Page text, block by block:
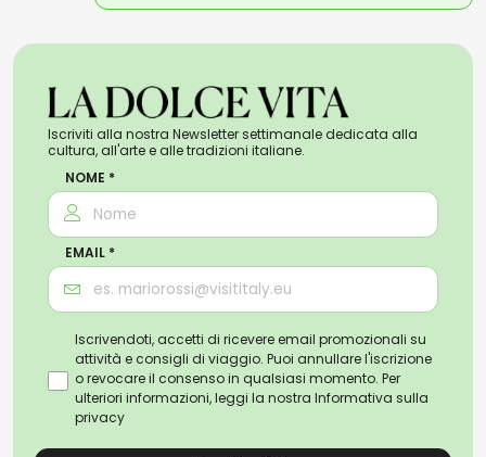
Iscriviti alla nostra Newsletter settimanale dedicata alla
cultura, all'arte e alle tradizioni italiane.
NOME *
EMAIL *
Iscrivendoti, accetti di ricevere email promozionali su
attività e consigli di viaggio. Puoi annullare l'iscrizione
o revocare il consenso in qualsiasi momento. Per
ulteriori informazioni, leggi la nostra Informativa sulla
privacy